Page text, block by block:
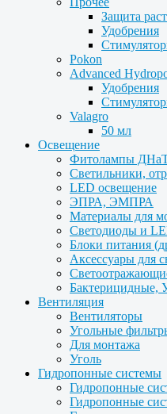
Защита
Удобрения
Pokon
Advanced
Удобрения
Valagro
50 мл
Освещение
Фитолампы
Светильники,
LED освещение
ЭПРА, ЭМПРА
Материалы для
Светодиоды и
Блоки питания
Аксессуары для
Бактерицидные,
Вентиляция
Вентиляторы
Угольные
Для монтажа
Уголь
Гидропонные системы
Гидропонные
Гидропонные